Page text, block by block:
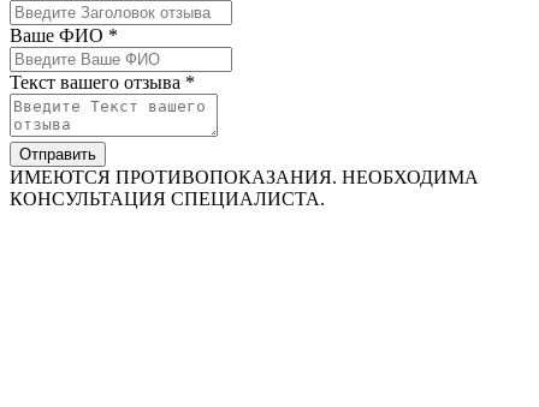
Ваше ФИО *
Текст вашего отзыва *
Отправить
ИМЕЮТСЯ ПРОТИВОПОКАЗАНИЯ. НЕОБХОДИМА
КОНСУЛЬТАЦИЯ СПЕЦИАЛИСТА.